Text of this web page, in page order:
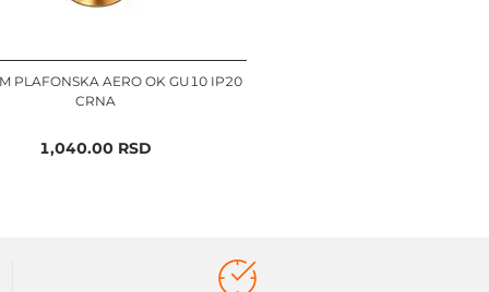
PLAFONSKA AERO OK GU10 IP20
CRNA
1,040.00 RSD